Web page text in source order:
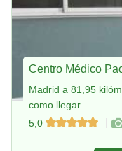
Centro Médico
Madrid a 81,95
como llegar
5,0